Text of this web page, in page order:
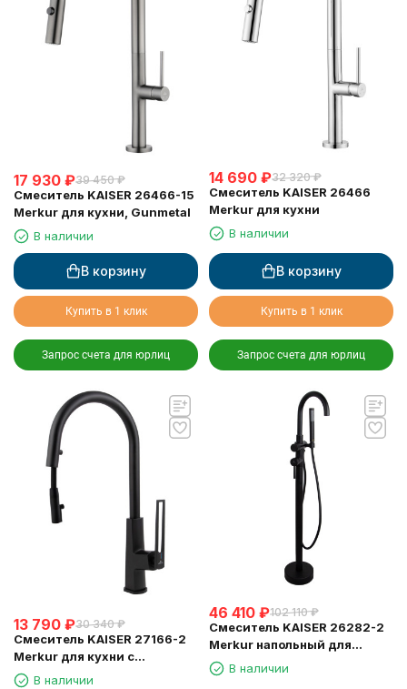
17 930 ₽39 450 ₽
Смеситель KAISER 26466-15
Merkur для кухни, Gunmetal
В наличии
В корзину
Купить в 1 клик
Запрос счета для юрлиц
14 690 ₽32 320 ₽
Смеситель KAISER 26466
Merkur для кухни
В наличии
В корзину
Купить в 1 клик
Запрос счета для юрлиц
13 790 ₽30 340 ₽
Смеситель KAISER 27166-2
Merkur для кухни с
выдвижным изливом
В наличии
46 410 ₽102 110 ₽
Смеситель KAISER 26282-2
Merkur напольный для
ванны, чёрный матовый
В наличии